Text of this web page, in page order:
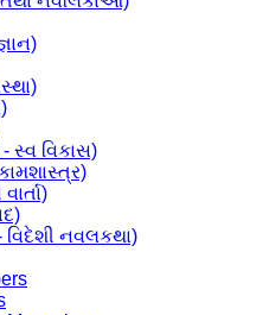
સ્વ વિકાસ)
વિદેશી નવલકથા)